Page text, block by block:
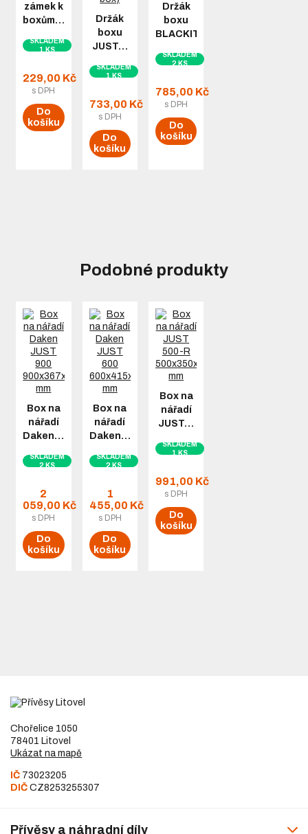
zámek k
boxům…
SKLADEM
1 KS
229,00 Kč
s DPH
Do
košíku
Držák
boxu
JUST…
SKLADEM
1 KS
733,00 Kč
s DPH
Do
košíku
Držák
boxu
BLACKIT…
SKLADEM
2 KS
785,00 Kč
s DPH
Do
košíku
Podobné produkty
Box na
nářadí
Daken…
SKLADEM
2 KS
2
059,00 Kč
s DPH
Do
košíku
Box na
nářadí
Daken…
SKLADEM
2 KS
1
455,00 Kč
s DPH
Do
košíku
Box na
nářadí
JUST…
SKLADEM
1 KS
991,00 Kč
s DPH
Do
košíku
Chořelice 1050
78401 Litovel
Ukázat na mapě
IČ 73023205
DIČ CZ8253255307
Přívěsy a náhradní díly